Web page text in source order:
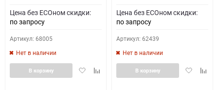
Цена без ECOном скидки:
по запросу
Артикул: 68005
Нет в наличии
ДобавитьДобавить
В корзину
Цена без ECOном скидки:
по запросу
Артикул: 62439
Нет в наличии
Добавить
В корзину